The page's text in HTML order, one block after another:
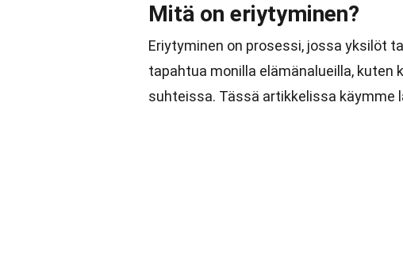
Mitä on eriytyminen?
Eriytyminen on prosessi, jossa yksilöt
tapahtua monilla elämänalueilla,
suhteissa. Tässä artikkelissa